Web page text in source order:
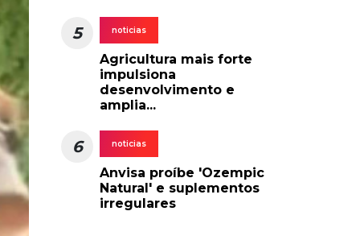
5 noticias
Agricultura mais forte
impulsiona
desenvolvimento e
amplia...
6 noticias
Anvisa proíbe 'Ozempic
Natural' e suplementos
irregulares